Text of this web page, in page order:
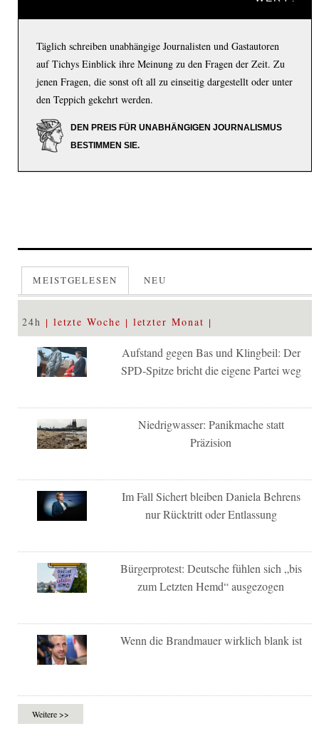
Täglich schreiben unabhängige Journalisten und Gastautoren
auf Tichys Einblick ihre Meinung zu den Fragen der Zeit. Zu
jenen Fragen, die sonst oft all zu einseitig dargestellt oder unter
den Teppich gekehrt werden.
DEN PREIS FÜR UNABHÄNGIGEN JOURNALISMUS
BESTIMMEN SIE.
MEISTGELESEN NEU
24h letzte Woche letzter Monat
Aufstand gegen Bas und Klingbeil: Der
SPD-Spitze bricht die eigene Partei weg
Niedrigwasser: Panikmache statt
Präzision
Im Fall Sichert bleiben Daniela Behrens
nur Rücktritt oder Entlassung
Bürgerprotest: Deutsche fühlen sich „bis
zum Letzten Hemd“ ausgezogen
Wenn die Brandmauer wirklich blank ist
Weitere >>